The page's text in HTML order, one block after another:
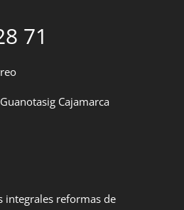
71
Cajamarca
integrales reformas de